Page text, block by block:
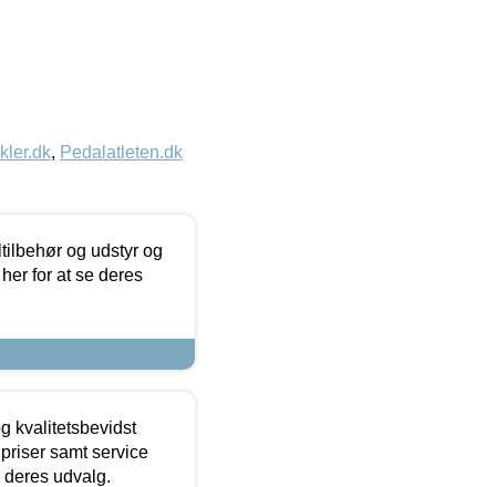
, Pedalatleten.dk
og udstyr og
for at se deres
kvalitetsbevidst
samt service
udvalg.